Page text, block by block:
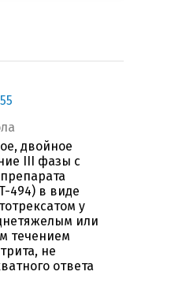
двойное
III фазы с
494) в виде
у
или
течением
не
ответа